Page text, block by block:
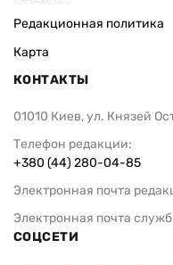
Редакционная политика
Карта
КОНТАКТЫ
01010 Киев, ул. Князей
Телефон редакции:
+380 (44) 280-04-85
Электронная почта
Электронная почта
СОЦСЕТИ